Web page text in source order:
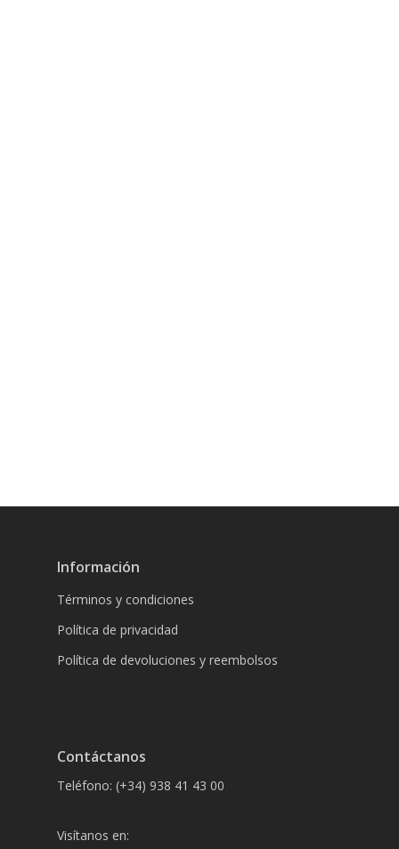
Información
Términos y condiciones
Política de privacidad
Política de devoluciones y reembolsos
Contáctanos
Teléfono: (+34) 938 41 43 00
Visítanos en: